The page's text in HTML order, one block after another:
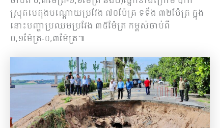
ស្រុតបេតុងបណ្តោយប្រវែង ៧០ម៉ែត្រ ទទឹង ៣២ម៉ែត្រ ក្នុង
នោះបញ្ហាប្រឈមប្រវែង ៣៥ម៉ែត្រ កម្ពស់ចាប់ពី
០,១ម៉ែត្រ-០,៣ម៉ែត្រ៕